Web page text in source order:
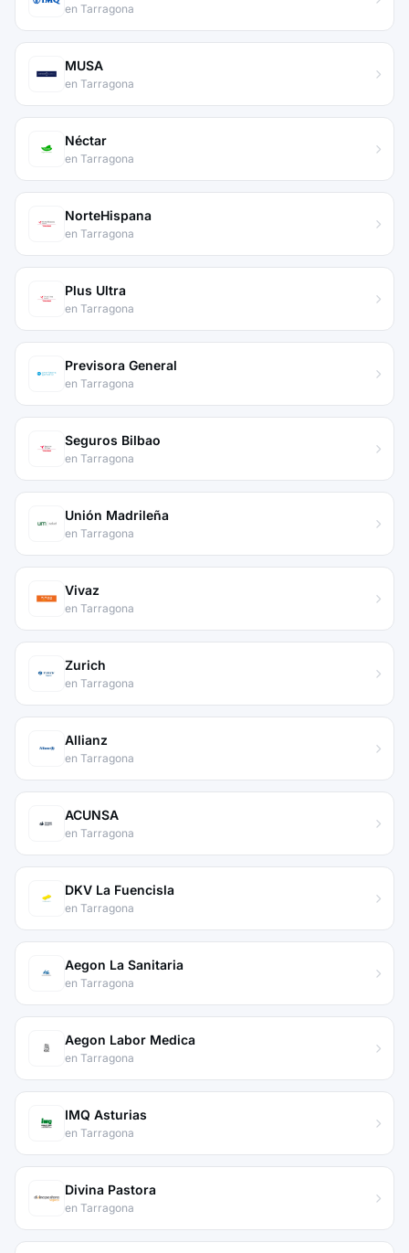
en Tarragona
MUSA
en Tarragona
Néctar
en Tarragona
NorteHispana
en Tarragona
Plus Ultra
en Tarragona
Previsora General
en Tarragona
Seguros Bilbao
en Tarragona
Unión Madrileña
en Tarragona
Vivaz
en Tarragona
Zurich
en Tarragona
Allianz
en Tarragona
ACUNSA
en Tarragona
DKV La Fuencisla
en Tarragona
Aegon La Sanitaria
en Tarragona
Aegon Labor Medica
en Tarragona
IMQ Asturias
en Tarragona
Divina Pastora
en Tarragona